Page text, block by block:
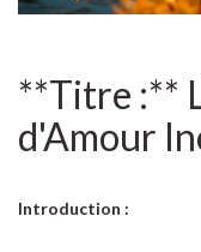
**Titre :**
d'Amour
Introduction :